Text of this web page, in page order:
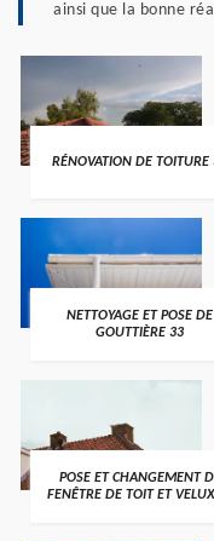
ainsi que la bonne
RÉNOVATION DE TOITURE
NETTOYAGE ET POSE DE
GOUTTIÈRE 33
POSE ET CHANGEMENT
FENÊTRE DE TOIT ET